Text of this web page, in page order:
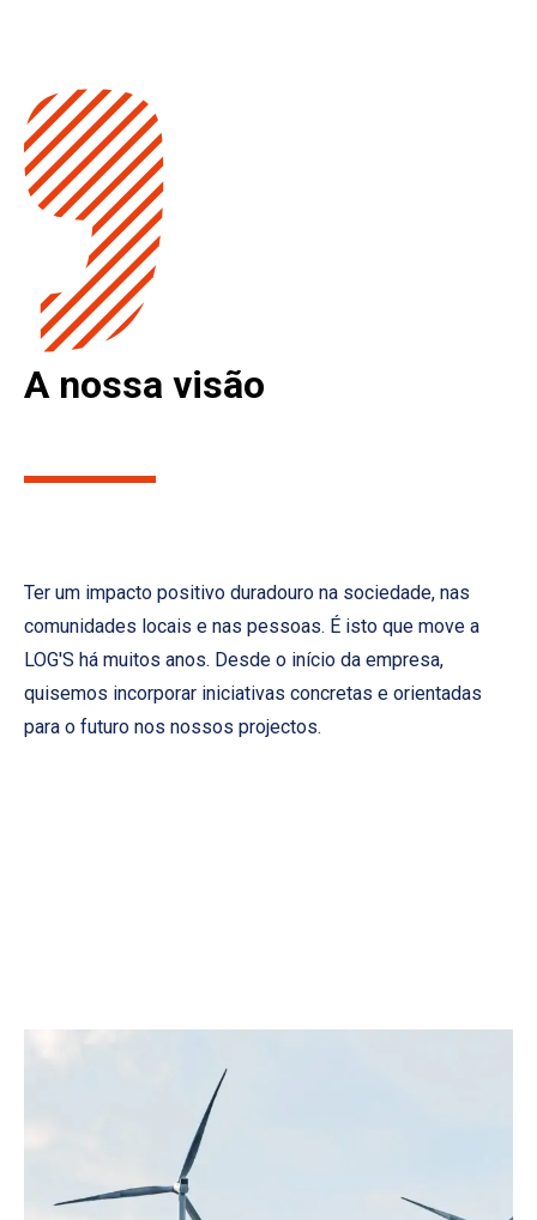
A nossa visão
Ter um impacto positivo duradouro na sociedade, nas
comunidades locais e nas pessoas. É isto que move a
LOG'S há muitos anos. Desde o início da empresa,
quisemos incorporar iniciativas concretas e orientadas
para o futuro nos nossos projectos.